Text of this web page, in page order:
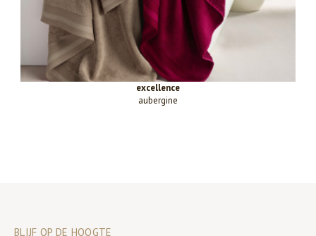
excellence
aubergine
BLIJF OP DE HOOGTE